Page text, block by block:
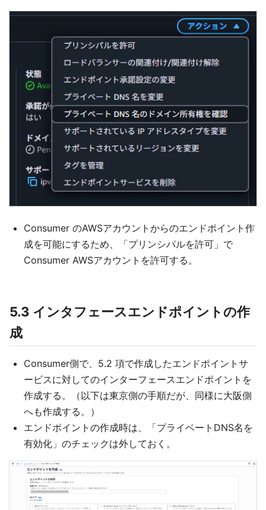
Consumer のAWSアカウントからのエンドポイント作
成を可能にするため、「プリンシパルを許可」で
Consumer AWSアカウントを許可する。
5.3 インタフェースエンドポイントの作
成
Consumer側で、5.2 項で作成したエンドポイントサ
ービスに対してのインターフェースエンドポイントを
作成する。（以下は東京側の手順だが、同様に大阪側
へも作成する。）
エンドポイントの作成時は、「プライベートDNS名を
有効化」のチェックは外しておく。